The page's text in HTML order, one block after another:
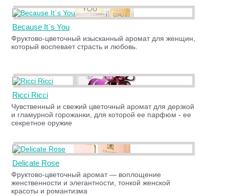
Because It`s You
Фруктово-цветочный изысканный аромат для женщин,
который воспевает страсть и любовь.
Ricci Ricci
Чувственный и свежий цветочный аромат для дерзкой
и гламурной горожанки, для которой ее парфюм - ее
секретное оружие
Delicate Rose
Фруктово-цветочный аромат — воплощение
женственности и элегантности, тонкой женской
красоты и романтизма